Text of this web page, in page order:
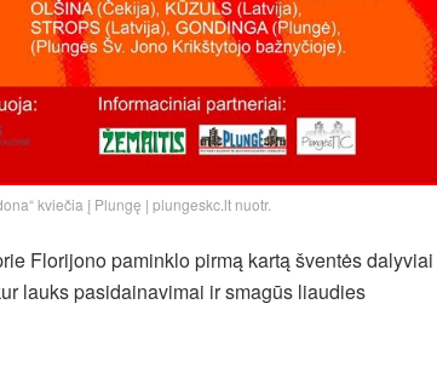
kviečia į Plungę | plungeskc.lt nuotr.
Florijono paminklo pirmą kartą šventės dalyviai
lauks pasidainavimai ir smagūs liaudies